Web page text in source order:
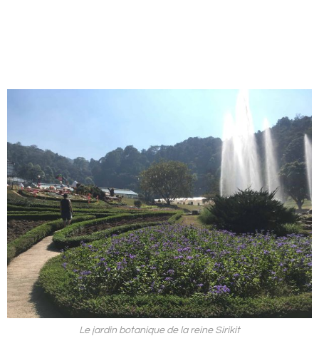
Le jardin botanique de la reine Sirikit